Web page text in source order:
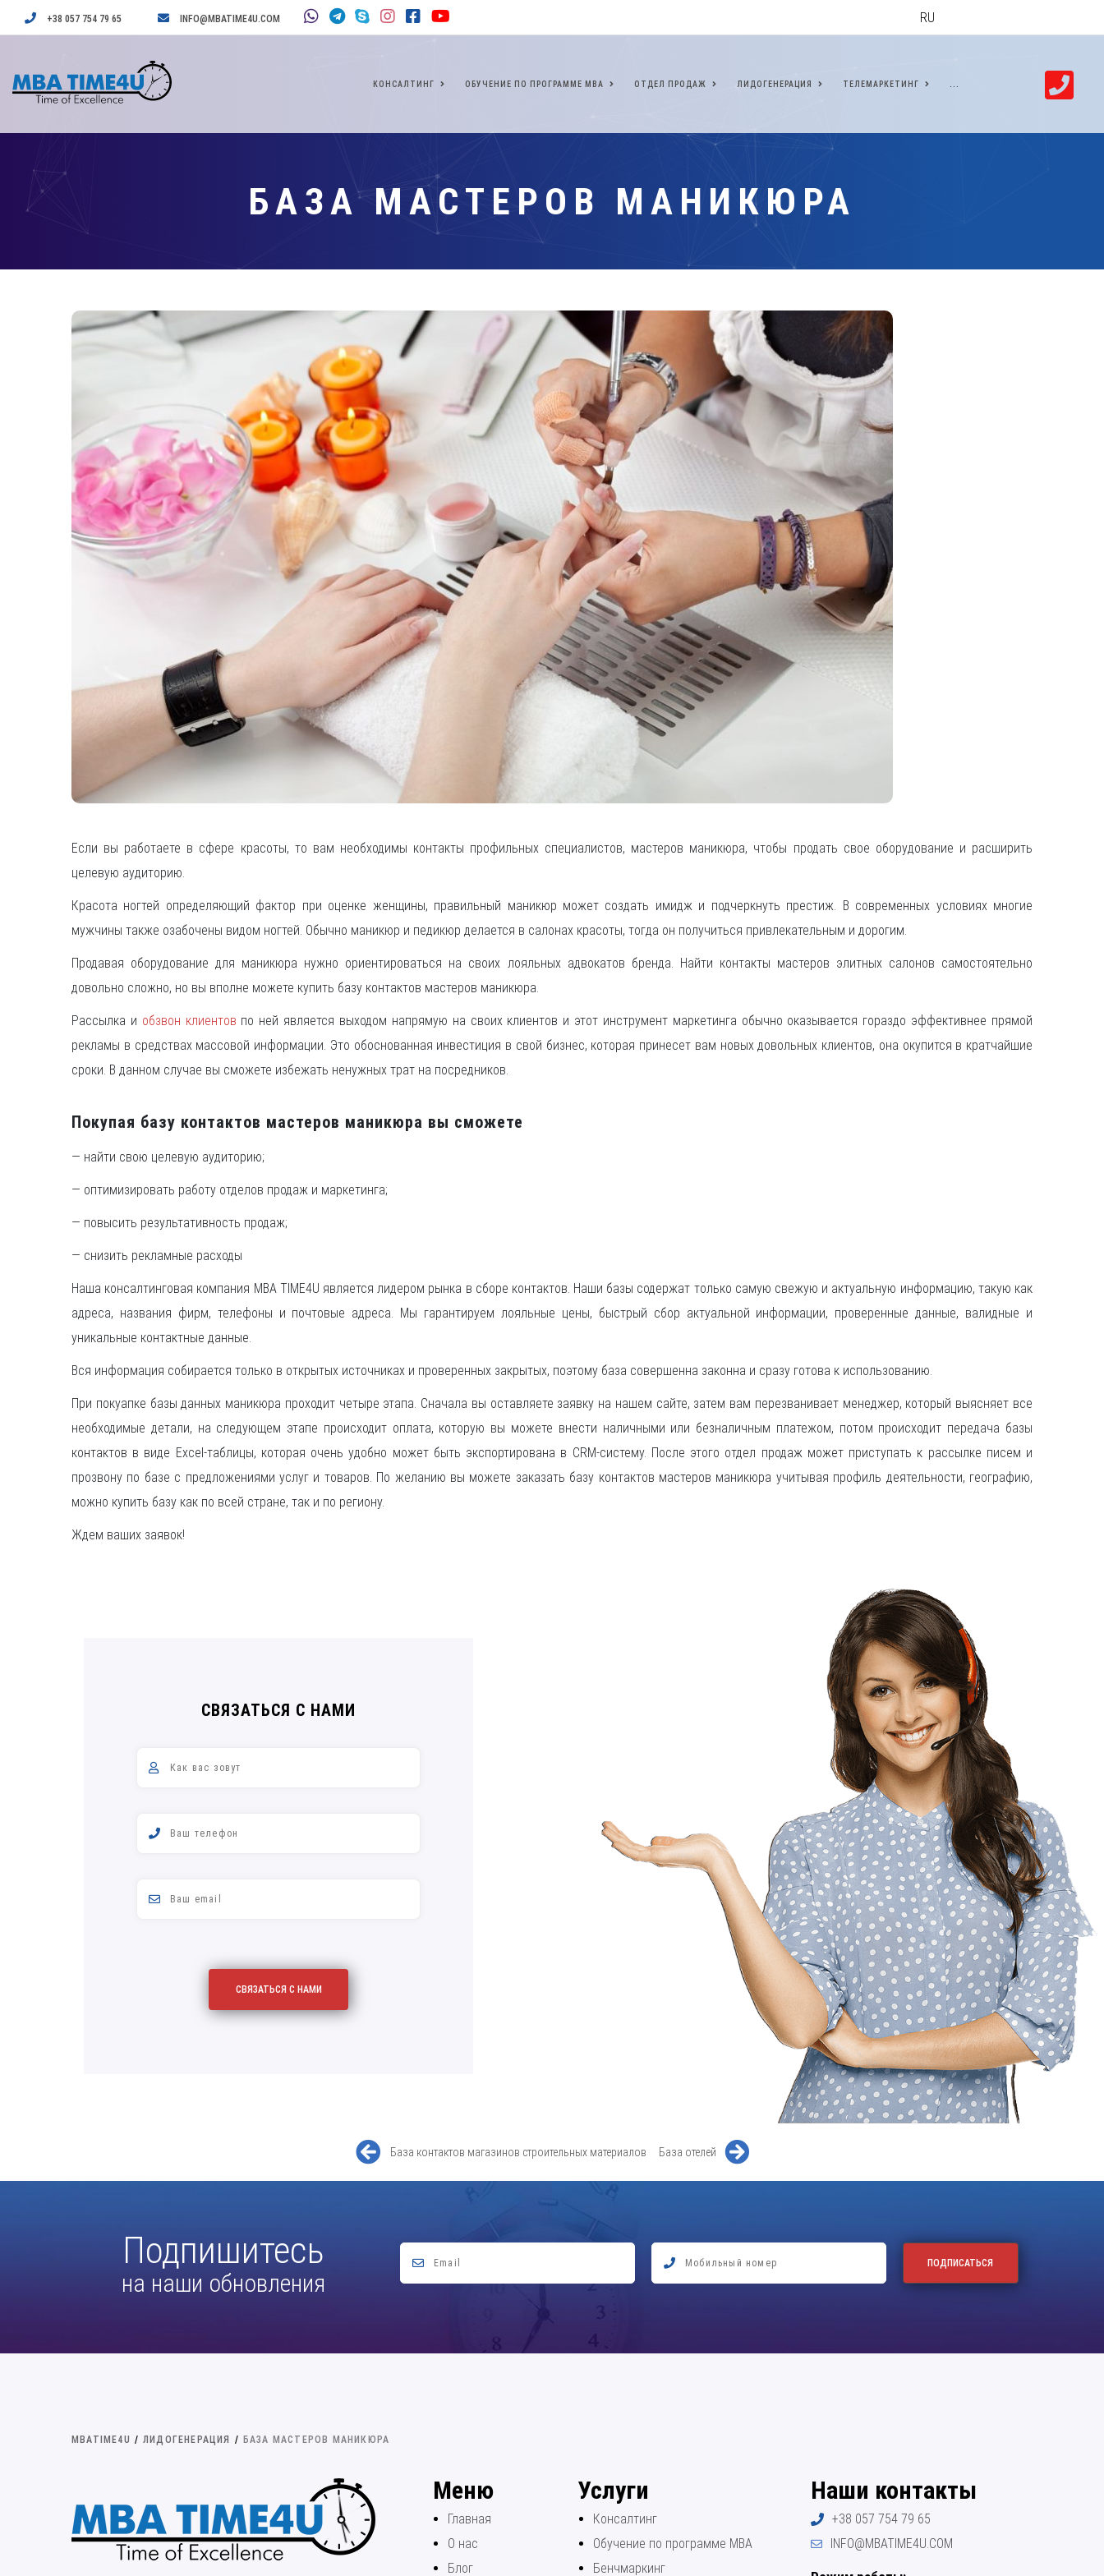
+38 057 754 79 65 INFO@MBATIME4U.COM RU
КОНСАЛТИНГ ОБУЧЕНИЕ ПО ПРОГРАММЕ МВА ОТДЕЛ ПРОДАЖ ЛИДОГЕНЕРАЦИЯ ТЕЛЕМАРКЕТИНГ
БАЗА МАСТЕРОВ МАНИКЮРА
Если вы работаете в сфере красоты, то вам необходимы контакты профильных специалистов, мастеров маникюра, чтобы продать свое оборудование и расширить
целевую аудиторию.
Красота ногтей определяющий фактор при оценке женщины, правильный маникюр может создать имидж и подчеркнуть престиж. В современных условиях многие
мужчины также озабочены видом ногтей. Обычно маникюр и педикюр делается в салонах красоты, тогда он получиться привлекательным и дорогим.
Продавая оборудование для маникюра нужно ориентироваться на своих лояльных адвокатов бренда. Найти контакты мастеров элитных салонов самостоятельно
довольно сложно, но вы вполне можете купить базу контактов мастеров маникюра.
Рассылка и обзвон клиентов по ней является выходом напрямую на своих клиентов и этот инструмент маркетинга обычно оказывается гораздо эффективнее прямой
рекламы в средствах массовой информации. Это обоснованная инвестиция в свой бизнес, которая принесет вам новых довольных клиентов, она окупится в кратчайшие
сроки. В данном случае вы сможете избежать ненужных трат на посредников.
Покупая базу контактов мастеров маникюра вы сможете
— найти свою целевую аудиторию;
— оптимизировать работу отделов продаж и маркетинга;
— повысить результативность продаж;
— снизить рекламные расходы
Наша консалтинговая компания MBA TIME4U является лидером рынка в сборе контактов. Наши базы содержат только самую свежую и актуальную информацию, такую как
адреса, названия фирм, телефоны и почтовые адреса. Мы гарантируем лояльные цены, быстрый сбор актуальной информации, проверенные данные, валидные и
уникальные контактные данные.
Вся информация собирается только в открытых источниках и проверенных закрытых, поэтому база совершенна законна и сразу готова к использованию.
При покуапке базы данных маникюра проходит четыре этапа. Сначала вы оставляете заявку на нашем сайте, затем вам перезванивает менеджер, который выясняет все
необходимые детали, на следующем этапе происходит оплата, которую вы можете внести наличными или безналичным платежом, потом происходит передача базы
контактов в виде Excel-таблицы, которая очень удобно может быть экспортирована в CRM-систему. После этого отдел продаж может приступать к рассылке писем и
прозвону по базе с предложениями услуг и товаров. По желанию вы можете заказать базу контактов мастеров маникюра учитывая профиль деятельности, географию,
можно купить базу как по всей стране, так и по региону.
Ждем ваших заявок!
СВЯЗАТЬСЯ С НАМИ
База контактов магазинов строительных материалов База отелей
Подпишитесь
на наши обновления
MBATIME4U / ЛИДОГЕНЕРАЦИЯ / БАЗА МАСТЕРОВ МАНИКЮРА
Меню
Главная
О нас
Блог
Услуги
Консалтинг
Обучение по программе МВА
Бенчмаркинг
Наши контакты
+38 057 754 79 65
INFO@MBATIME4U.COM